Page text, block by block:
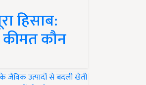
हिसाब:
कीमत कौन